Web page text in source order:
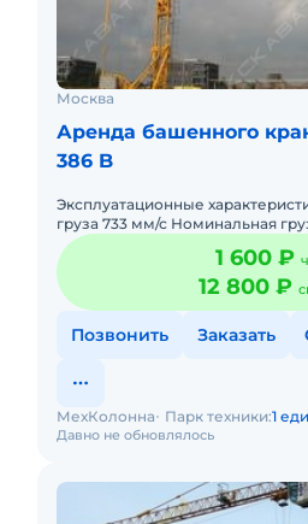
Москва
Аренда башенного
386 B
Эксплуатационные
груза 733 мм/с Номинальная грузоподъемность 10 т
Грузоподъемность при
Расход топлив
1 600 ₽
12 800 ₽
Позвонить Заказать
Давно не обновлялось
МехКолонна Парк техники:1